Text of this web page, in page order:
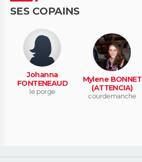
SES COPAINS
Johanna
FONTENEAUD
le porge
Mylene BONNET
(ATTENCIA)
courdemanche